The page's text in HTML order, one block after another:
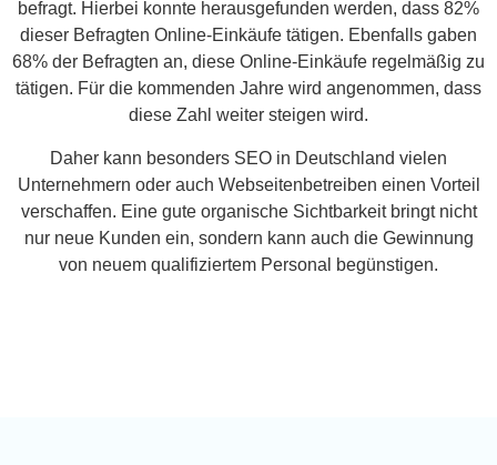
befragt. Hierbei konnte herausgefunden werden, dass 82%
dieser Befragten Online-Einkäufe tätigen. Ebenfalls gaben
68% der Befragten an, diese Online-Einkäufe regelmäßig zu
tätigen. Für die kommenden Jahre wird angenommen, dass
diese Zahl weiter steigen wird.
Daher kann besonders SEO in Deutschland vielen
Unternehmern oder auch Webseitenbetreiben einen Vorteil
verschaffen. Eine gute organische Sichtbarkeit bringt nicht
nur neue Kunden ein, sondern kann auch die Gewinnung
von neuem qualifiziertem Personal begünstigen.